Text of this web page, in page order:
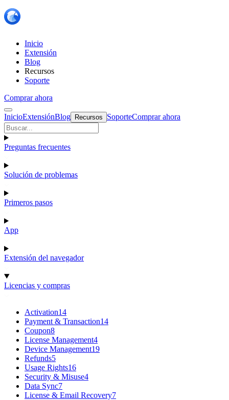
Inicio
Extensión
Blog
Recursos
Soporte
Comprar ahora
InicioExtensiónBlog Recursos SoporteComprar ahora
Preguntas frecuentes
Solución de problemas
Primeros pasos
App
Extensión del navegador
Licencias y compras
Activation14
Payment & Transaction14
Coupon8
License Management4
Device Management19
Refunds5
Usage Rights16
Security & Misuse4
Data Sync7
License & Email Recovery7